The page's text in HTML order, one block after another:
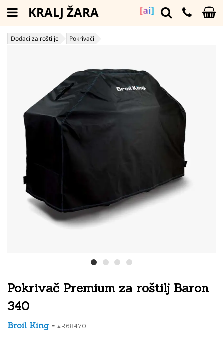
[ai]
KRALJ ŽARA
Dodaci za roštilje Pokrivači
Pokrivač Premium za roštilj Baron
340
Broil King - #K68470